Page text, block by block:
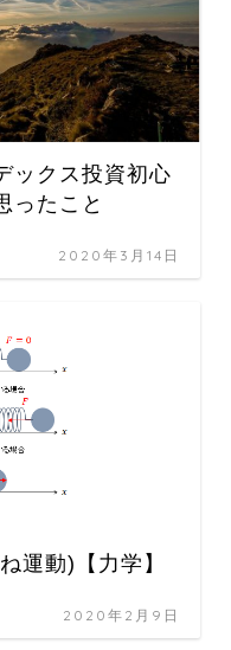
ックス投資初心
ったこと
2020年3月14日
運動)【力学】
2020年2月9日